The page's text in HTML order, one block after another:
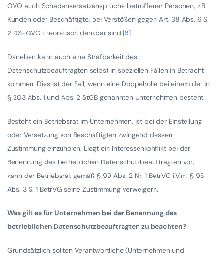
GVO auch Schadensersatzansprüche betroffener Personen, z.B.
Kunden oder Beschäftigte, bei Verstößen gegen Art. 38 Abs. 6 S.
2 DS-GVO theoretisch denkbar sind.[6]
Daneben kann auch eine Strafbarkeit des
Datenschutzbeauftragten selbst in speziellen Fällen in Betracht
kommen. Dies ist der Fall, wenn eine Doppelrolle bei einem der in
§ 203 Abs. 1 und Abs. 2 StGB genannten Unternehmen besteht.
Besteht ein Betriebsrat im Unternehmen, ist bei der Einstellung
oder Versetzung von Beschäftigten zwingend dessen
Zustimmung einzuholen. Liegt ein Interessenkonflikt bei der
Benennung des betrieblichen Datenschutzbeauftragten vor,
kann der Betriebsrat gemäß § 99 Abs. 2 Nr. 1 BetrVG i.V.m. § 95
Abs. 3 S. 1 BetrVG seine Zustimmung verweigern.
Was gilt es für Unternehmen bei der Benennung des
betrieblichen Datenschutzbeauftragten zu beachten?
Grundsätzlich sollten Verantwortliche (Unternehmen und